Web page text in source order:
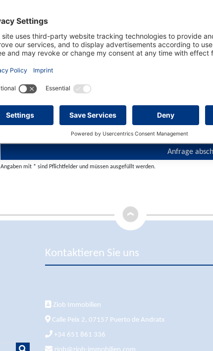
Ich bin mit den einverstanden. *
Angaben mit * sind Pflichtfelder und müssen ausgefüllt werden.
Kontaktieren Sie uns
Ziob Immobilien
Calle Peix 2, 07157 Puerto de Andratx
+34 651 861 336